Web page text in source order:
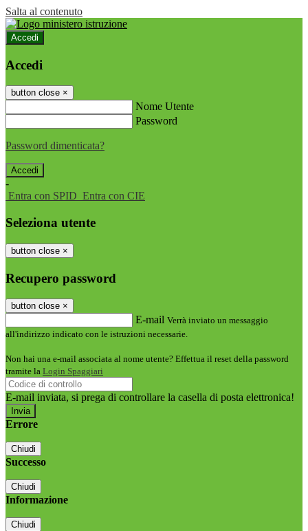
Salta al contenuto
Accedi
Accedi
button close ×
Nome Utente
Password
Password dimenticata?
-
Entra con SPID Entra con CIE
Seleziona utente
button close ×
Recupero password
button close ×
E-mail Verrà inviato un messaggio
all'indirizzo indicato con le istruzioni necessarie.
Non hai una e-mail associata al nome utente? Effettua il reset della password
tramite la Login Spaggiari
E-mail inviata, si prega di controllare la casella di posta elettronica!
Errore
Chiudi
Successo
Chiudi
Informazione
Chiudi